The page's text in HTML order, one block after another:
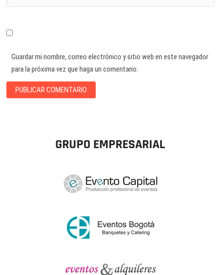
Guardar mi nombre, correo electrónico y sitio web en este navegador
para la próxima vez que haga un comentario.
GRUPO EMPRESARIAL